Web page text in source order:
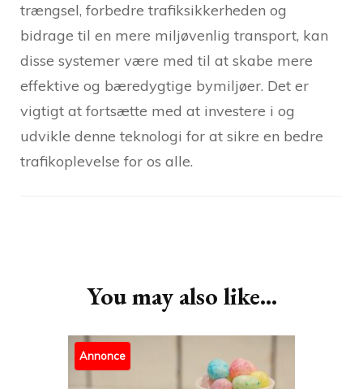
trængsel, forbedre trafiksikkerheden og
bidrage til en mere miljøvenlig transport, kan
disse systemer være med til at skabe mere
effektive og bæredygtige bymiljøer. Det er
vigtigt at fortsætte med at investere i og
udvikle denne teknologi for at sikre en bedre
trafikoplevelse for os alle.
You may also like...
Annonce